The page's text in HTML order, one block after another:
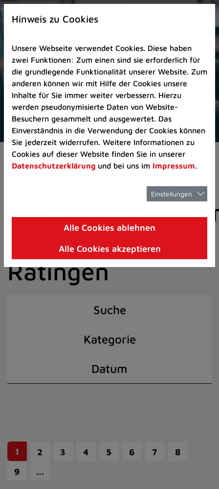
Zur
Startseite
Zum
Seitenanfang
springen
(Schnelltaste
A)
Zur
Navigation/Menü
springen
(Schnelltaste
M)
Zur
8)
I)
Aktuelles Pressemitteilungen
der Stadt
Ratingen
Suche
Kategorie
Datum
1 2 3 4 5 6 7
8
9
…
Hinweis zu Cookies
Unsere Webseite verwendet Cookies. Diese haben
zwei Funktionen: Zum einen sind sie erforderlich für
die grundlegende Funktionalität unserer Website. Zum
anderen können wir mit Hilfe der Cookies unsere
Inhalte für Sie immer weiter verbessern. Hierzu
werden pseudonymisierte Daten von Website-
Besuchern gesammelt und ausgewertet. Das
Einverständnis in die Verwendung der Cookies können
Sie jederzeit widerrufen. Weitere Informationen zu
Cookies auf dieser Website finden Sie in unserer
Datenschutzerklärung und bei uns im Impressum.
Einstellungen
Alle Cookies ablehnen
Alle Cookies akzeptieren